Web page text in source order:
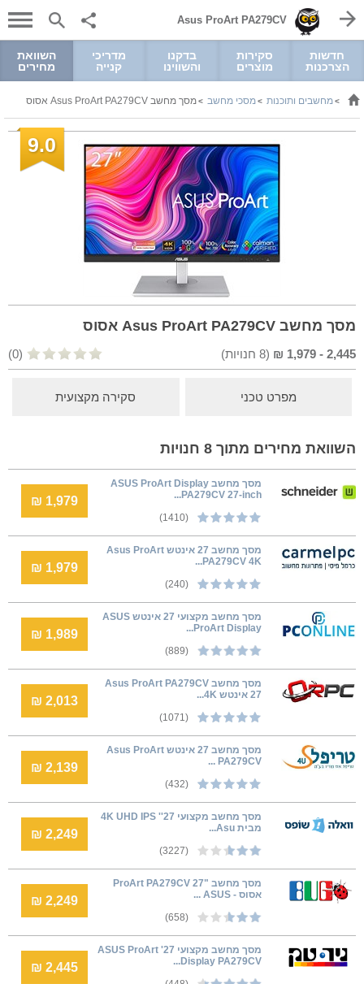
Asus ProArt PA279CV
חדשות
הצרכנות
סקירות
מוצרים
בדקנו
והשווינו
מדריכי
קנייה
השוואת
מחירים
>מחשבים ותוכנות >מסכי מחשב >מסך מחשב Asus ProArt PA279CV אסוס
9.0
מסך מחשב Asus ProArt PA279CV אסוס
2,445
-
1,979
₪
(
8 חנויות) (0)
מפרט טכני סקירה מקצועית
השוואת מחירים מתוך 8 חנויות
מסך מחשב ASUS ProArt Display
PA279CV 27-inch...
(1410)
1,979 ₪
מסך מחשב ‏27 ‏אינטש Asus ProArt
PA279CV 4K...
(240)
1,979 ₪
מסך מחשב מקצועי 27 אינטש ASUS
ProArt Display...
(889)
1,989 ₪
מסך מחשב Asus ProArt PA279CV
(1071)
2,013 ₪
מסך מחשב ‏27 ‏אינטש Asus ProArt
PA279CV ...
(432)
2,139 ₪
מסך מחשב מקצועי 27'' 4K UHD IPS
מבית Asu...
(3227)
2,249 ₪
מסך מחשב "27 ProArt PA279CV
אסוס - ASUS ...
(658)
2,249 ₪
מסך מחשב מקצועי 27' ASUS ProArt
Display PA279CV...
2,445 ₪